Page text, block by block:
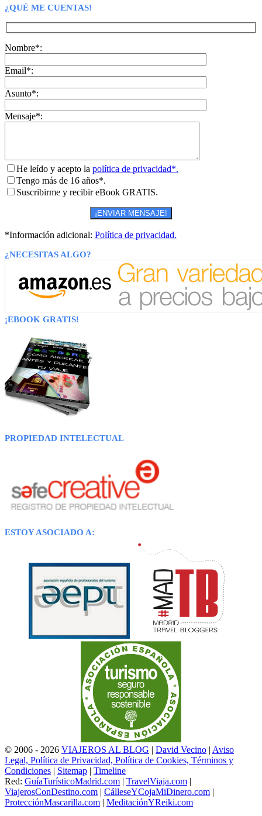
¿QUÉ ME CUENTAS!
Nombre*:
Email*:
Asunto*:
Mensaje*:
He leído y acepto la política de privacidad*.
Tengo más de 16 años*.
Suscribirme y recibir eBook GRATIS.
*Información adicional: Política de privacidad.
¿NECESITAS ALGO?
¡EBOOK GRATIS!
PROPIEDAD INTELECTUAL
ESTOY ASOCIADO A:
© 2006 - 2026 VIAJEROS AL BLOG | David Vecino | Aviso
Legal, Política de Privacidad, Política de Cookies, Términos y
Condiciones | Sitemap | Timeline
Red: GuíaTurísticoMadrid.com | TravelViaja.com |
ViajerosConDestino.com | CálleseYCojaMiDinero.com |
ProtecciónMascarilla.com | MeditaciónYReiki.com